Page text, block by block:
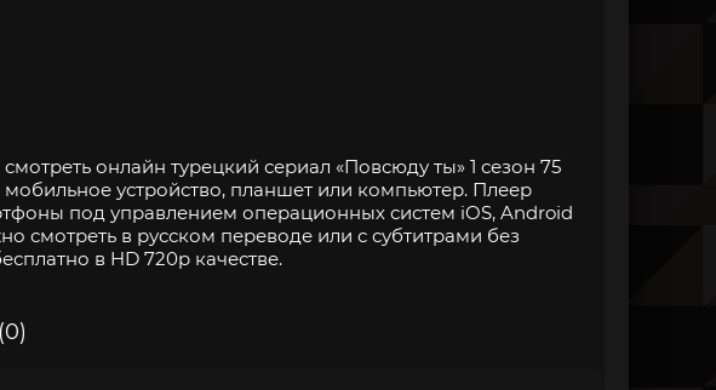
онлайн турецкий сериал «Повсюду ты» 1 сезон 75
устройство, планшет или компьютер. Плеер
под управлением операционных систем iOS, Android
смотреть в русском переводе или с субтитрами без
в HD 720p качестве.